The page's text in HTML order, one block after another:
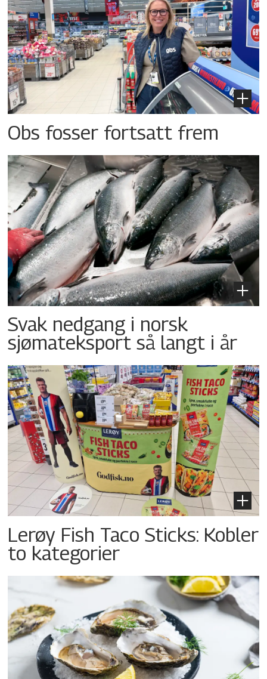
Obs fosser fortsatt frem
Svak nedgang i norsk
sjømateksport så langt i år
Lerøy Fish Taco Sticks: Kobler
to kategorier